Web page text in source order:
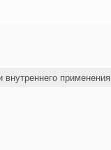
применения